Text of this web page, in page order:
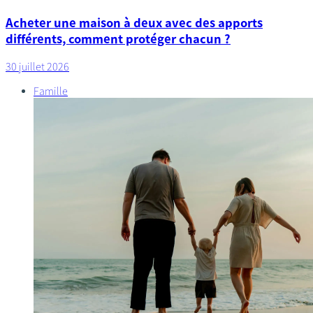
Acheter une maison à deux avec des apports
différents, comment protéger chacun ?
30 juillet 2026
Famille